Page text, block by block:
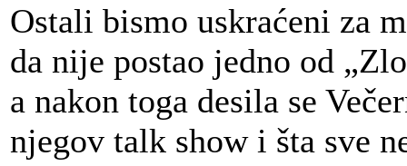
Ostali bismo uskraćeni za
da nije postao jedno od
a nakon toga desila se
njegov talk show i šta sve